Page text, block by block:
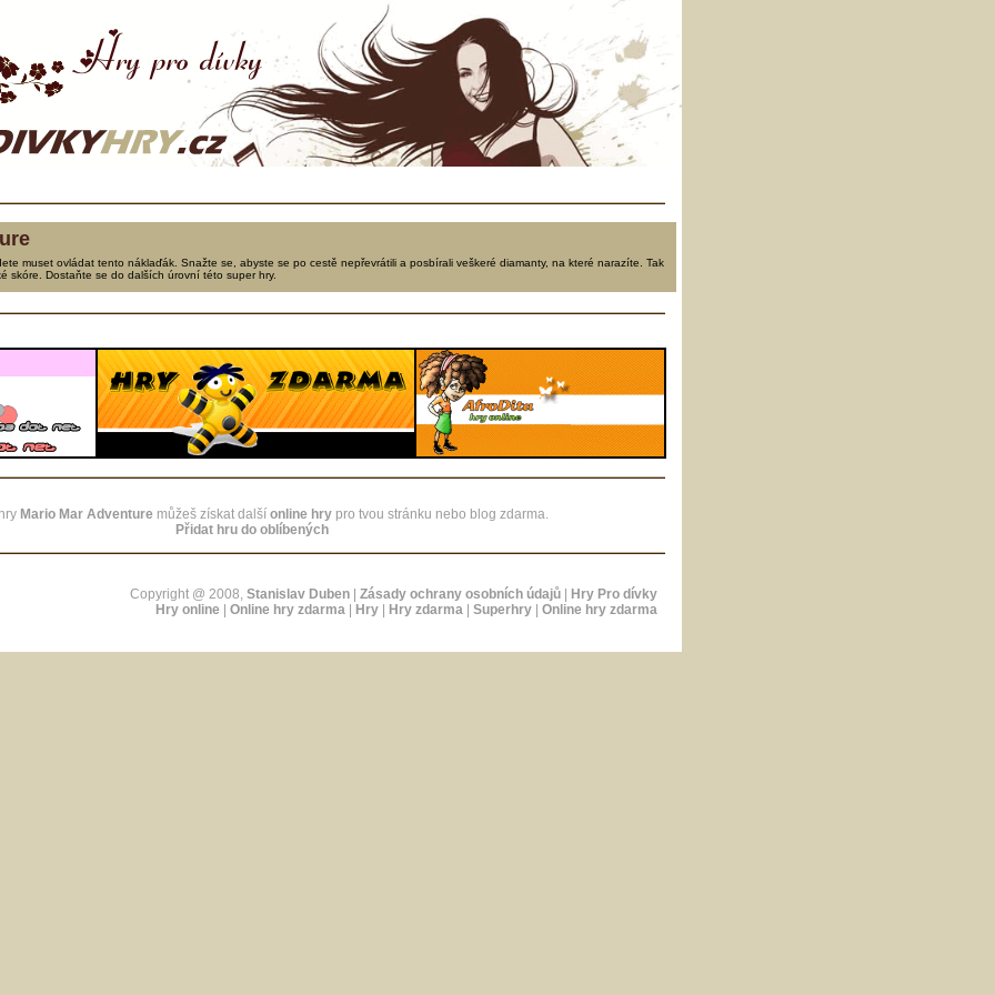
muset ovládat tento náklaďák. Snažte se, abyste se po cestě nepřevrátili a posbírali veškeré diamanty, na které narazíte. Tak
skóre. Dostaňte se do dalších úrovní této super hry.
Mario Mar Adventure můžeš získat další online hry pro tvou stránku nebo blog zdarma.
Přidat hru do oblíbených
Copyright @ 2008, Stanislav Duben Zásady ochrany osobních údajů
Hry Pro dívky
Hry online
Online hry zdarma Hry Hry zdarma Superhry Online hry zdarma